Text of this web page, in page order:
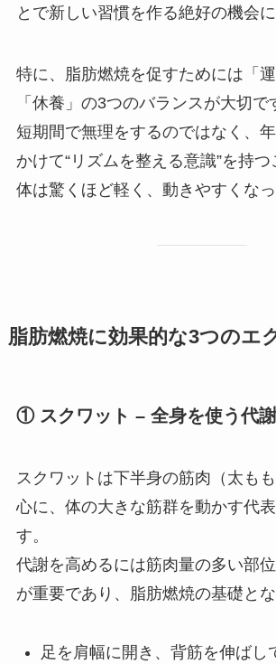
とで新しい習慣を作る絶好の機会に
特に、脂肪燃焼を促すためには「運
「休養」の3つのバランスが大切で
短期間で無理をするのではなく、
かけて“リズムを整える意識”を持つ
体は驚くほど軽く、動きやすくなっ
脂肪燃焼に効果的な3つのエ
① スクワット – 全身を使う代
スクワットは下半身の筋肉（太も
心に、体の大きな筋群を動かす代
す。
代謝を高めるには筋肉量の多い部
が重要であり、脂肪燃焼の基礎とな
足を肩幅に開き、背筋を伸ばし